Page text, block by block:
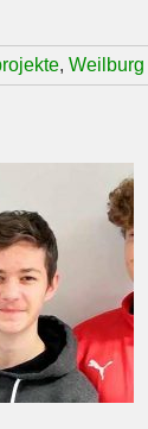
, Weilburg